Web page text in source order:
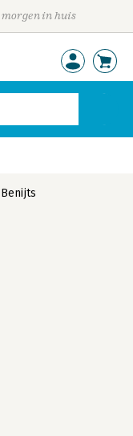
morgen in huis